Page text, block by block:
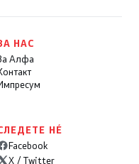
НАС
Алфа
НÉ
Facebook
X / Twitter